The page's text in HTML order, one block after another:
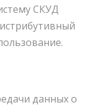
СКУД
данных о